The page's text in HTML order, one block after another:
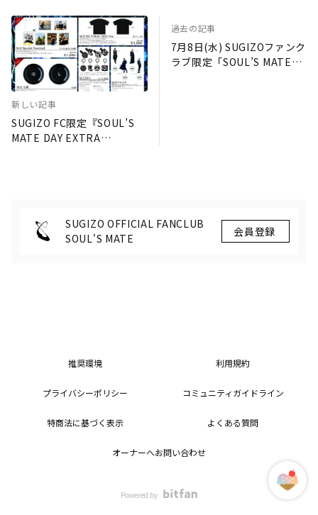
新しい記事
SUGIZO FC限定『SOUL’S
MATE DAY EXTRA
過去の記事
7月8日(水) SUGIZOファンク
ラブ限定「SOUL’S MATE
SUGIZO OFFICIAL FANCLUB
SOUL'S MATE
推奨環境 利用規約
プライバシーポリシー コミュニティガイドライン
特商法に基づく表示 よくある質問
オーナーへお問い合わせ
Powered by